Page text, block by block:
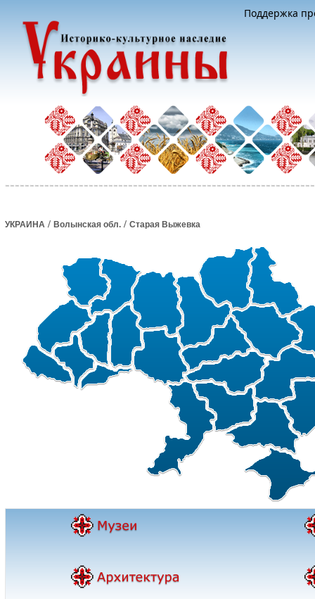
Поддержка
УКРАИНА / Волынская обл. / Старая Выжевка